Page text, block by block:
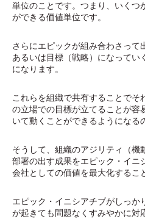
単位のことです。つまり、いくつ
ができる価値単位です。
さらにエピックが組み合わさって
あるいは目標（戦略）になってい
になります。
これらを組織で共有することでそ
の立場での目標が立てることが容
いて動くことができるようになる
そうして、組織のアジリティ（機
部署の出す成果をエピック・イニ
会社としての価値を最大化するこ
エピック・イニシアチブがしっか
が起きても問題なくすみやかに対